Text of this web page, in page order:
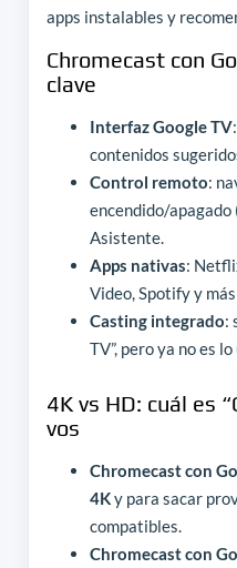
apps instalables y
Chromecast con
clave
Interfaz Google TV
contenidos
Control remoto:
encendido/apagado
Asistente.
Apps nativas:
Video, Spotify y
Casting integrado:
TV”, pero ya no es
4K vs HD: cuál es
vos
Chromecast con
4Ky para sacar
compatibles.
Chromecast con